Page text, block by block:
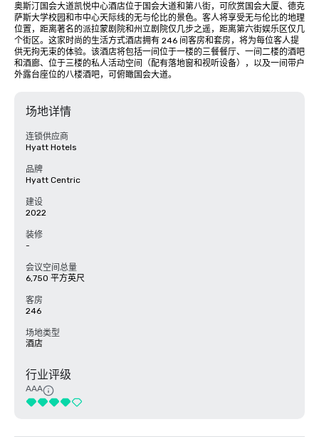
奥斯汀国会大道凯悦中心酒店位于国会大道和第八街，可欣赏国会大厦、德克
萨斯大学校园和市中心天际线的无与伦比的景色。客人将享受无与伦比的地理
位置，距离著名的派拉蒙剧院和州立剧院仅几步之遥，距离第六街娱乐区仅几
个街区。这家时尚的生活方式酒店拥有 246 间客房和套房，将为每位客人提
供无拘无束的体验。该酒店将包括一间位于一楼的三餐餐厅、一间二楼的酒吧
和酒廊、位于三楼的私人活动空间（配有落地窗和视听设备），以及一间带户
外露台座位的八楼酒吧，可俯瞰国会大道。
场地详情
连锁供应商
Hyatt Hotels
品牌
Hyatt Centric
建设
2022
装修
-
会议空间总量
6,750 平方英尺
客房
246
场地类型
酒店
行业评级
AAA